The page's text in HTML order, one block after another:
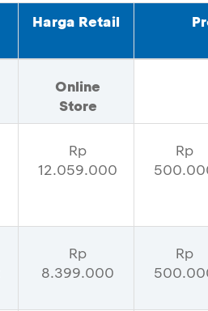
Harga Retail
Online
Store
Rp
12.059.000
Rp
Rp
8.399.000
Rp